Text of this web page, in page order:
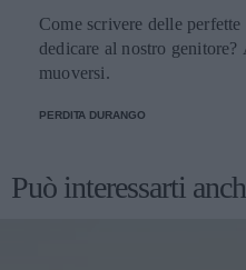
Come scrivere delle
dedicare al nostro
muoversi.
PERDITA DURANGO
Può interessarti